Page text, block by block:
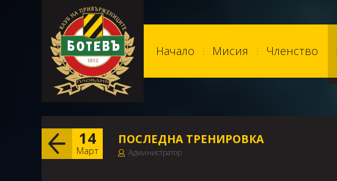
Начало Мисия Членство
14
Март
ПОСЛЕДНА ТРЕНИРОВКА
Администратор